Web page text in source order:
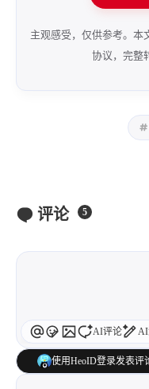
主观感受，仅供参考。本
协议，完整
评论 5
AI评论 AI
使用HeoID登录发表评